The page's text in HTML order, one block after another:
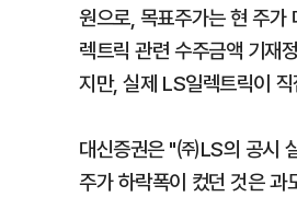
원으로, 목표주가는 현 주
렉트릭 관련 수주금액 기재
지만, 실제 LS일렉트릭이
대신증권은 "㈜LS의 공시
주가 하락폭이 컸던 것은